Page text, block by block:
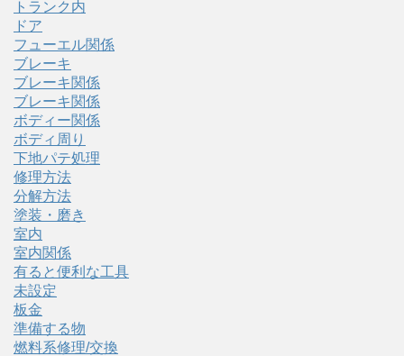
トランク内
ドア
フューエル関係
ブレーキ
ブレーキ関係
ブレーキ関係
ボディー関係
ボディ周り
下地パテ処理
修理方法
分解方法
塗装・磨き
室内
室内関係
有ると便利な工具
未設定
板金
準備する物
燃料系修理/交換